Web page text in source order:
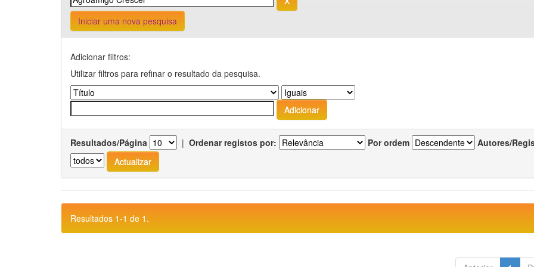
Iniciar uma nova pesquisa
Adicionar filtros:
Utilizar filtros para refinar o resultado da pesquisa.
Resultados/Página | Ordenar registos por: Por ordem Autores/
Resultados 1-1 de 1.